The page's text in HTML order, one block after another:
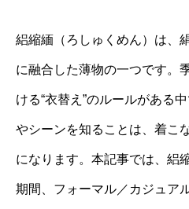
絽縮緬（ろしゅくめん）は、
に融合した薄物の一つです。
ける“衣替え”のルールがある
やシーンを知ることは、着こ
になります。本記事では、絽
期間、フォーマル／カジュア